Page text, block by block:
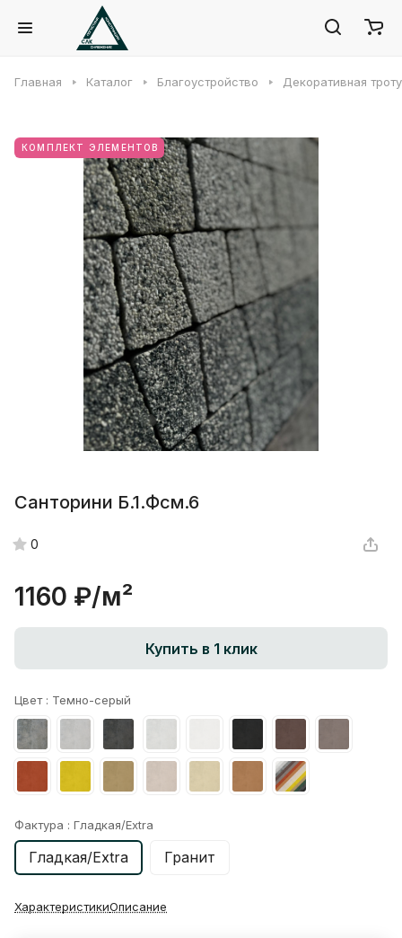
Главная Каталог Благоустройство Декоративная
КОМПЛЕКТ ЭЛЕМЕНТОВ
Санторини Б.1.Фсм.6
0
1160 ₽/м²
Купить в 1 клик
Цвет : Темно-серый
Фактура : Гладкая/Extra
Гладкая/Extra Гранит
ХарактеристикиОписание